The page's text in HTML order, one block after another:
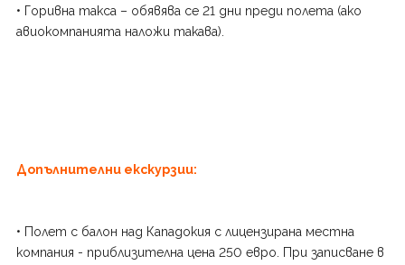
• Горивна такса – обявява се 21 дни преди полета (ако
авиокомпанията наложи такава).
Допълнителни екскурзии:
• Полет с балон над Кападокия с лицензирана местна
компания - приблизителна цена 250 евро. При записване в